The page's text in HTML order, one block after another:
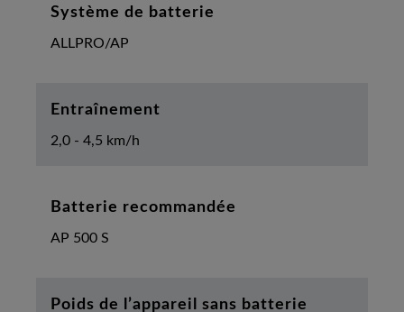
Système de batterie
ALLPRO/AP
Entraînement
2,0 - 4,5 km/h
Batterie recommandée
AP 500 S
Poids de l’appareil sans batterie